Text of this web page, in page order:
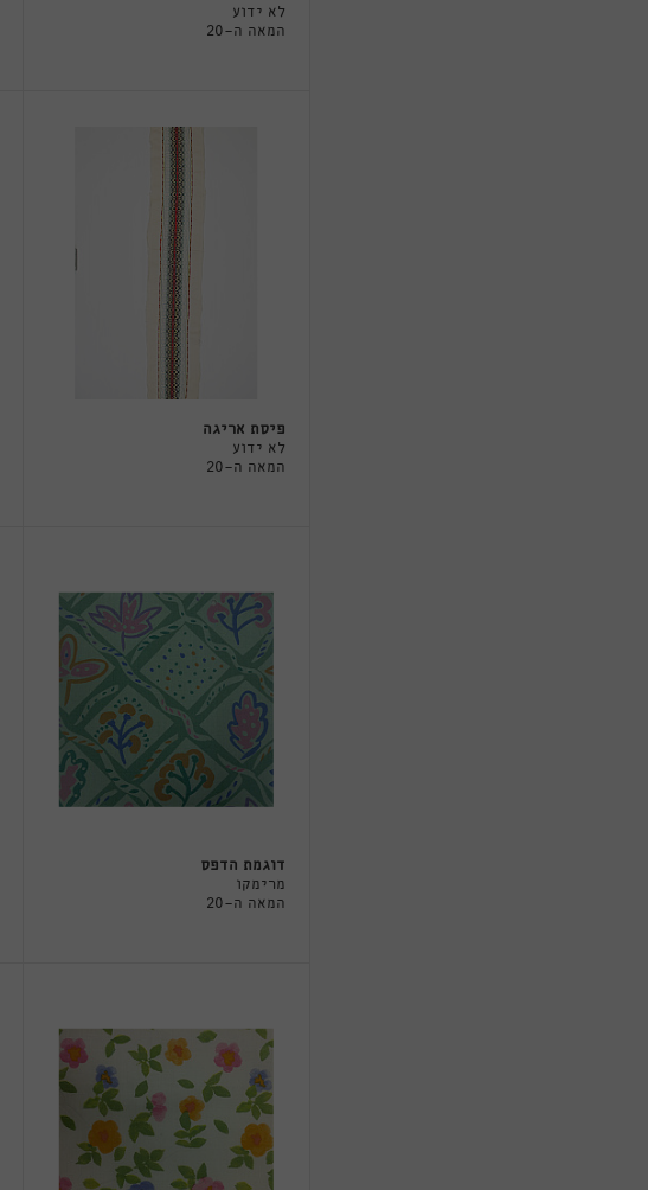
לא ידוע
המאה ה-20
פיסת אריגה
לא ידוע
המאה ה-20
דוגמת הדפס
מרימקו
המאה ה-20